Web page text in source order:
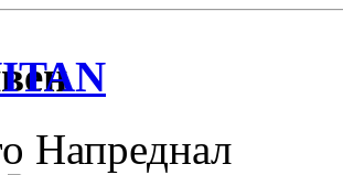
Напреднал